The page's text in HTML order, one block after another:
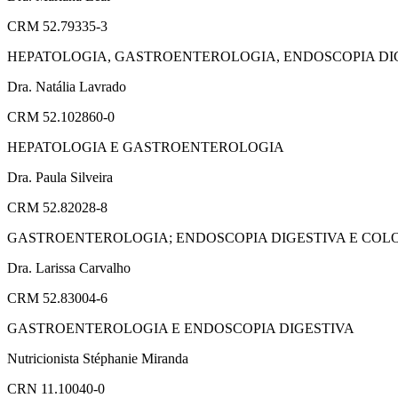
CRM 52.79335-3
HEPATOLOGIA, GASTROENTEROLOGIA, ENDOSCOPIA
Dra. Natália Lavrado
CRM 52.102860-0
HEPATOLOGIA E GASTROENTEROLOGIA
Dra. Paula Silveira
CRM 52.82028-8
GASTROENTEROLOGIA; ENDOSCOPIA DIGESTIVA E
Dra. Larissa Carvalho
CRM 52.83004-6
GASTROENTEROLOGIA E ENDOSCOPIA DIGESTIVA
Nutricionista Stéphanie Miranda
CRN 11.10040-0